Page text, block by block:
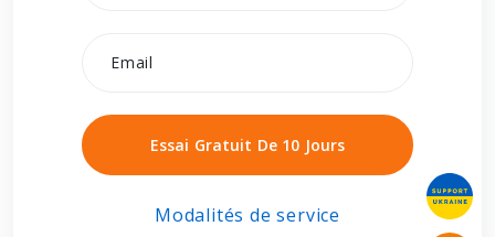
Email
Essai Gratuit De 10 Jours
Essai Gratuit De 10 Jours
Modalités de service